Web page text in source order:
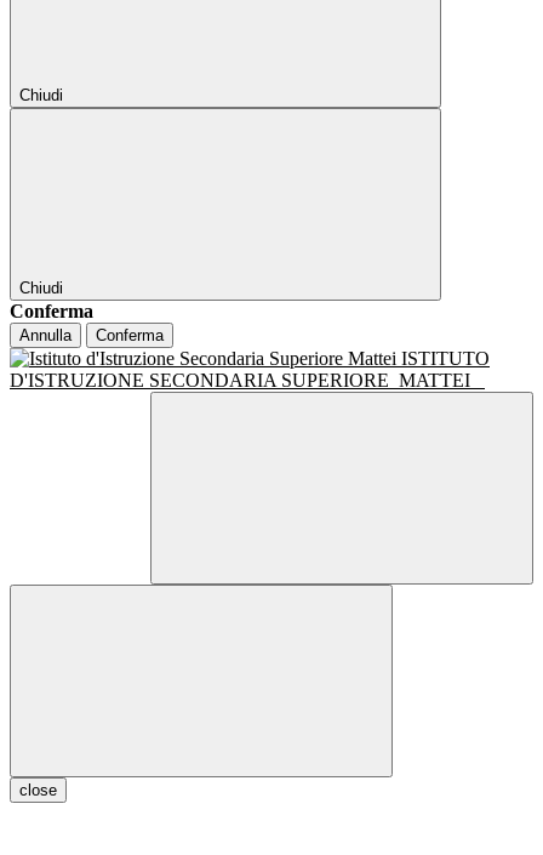
Chiudi
Chiudi
Conferma
Annulla Conferma
ISTITUTO
D'ISTRUZIONE SECONDARIA SUPERIORE MATTEI
close